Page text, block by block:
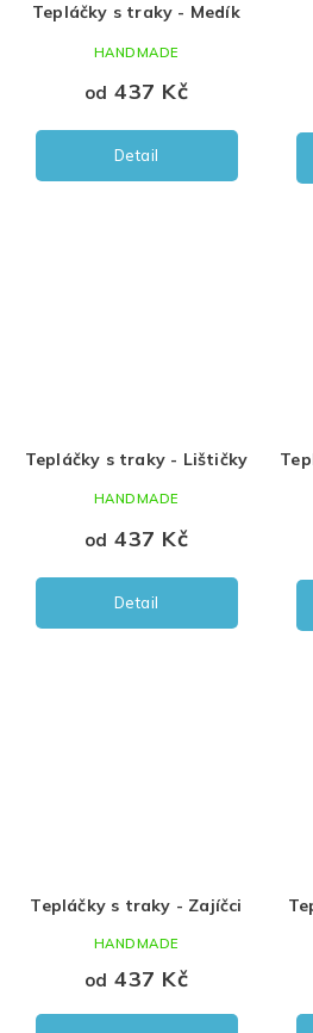
Tepláčky s traky - Medík
od 437 Kč
Detail
HANDMADE
Tepláčky s traky - Lištičky
od 437 Kč
Detail
HANDMADE
Tepláčky s traky - Zajíčci
od 437 Kč
HANDMADE